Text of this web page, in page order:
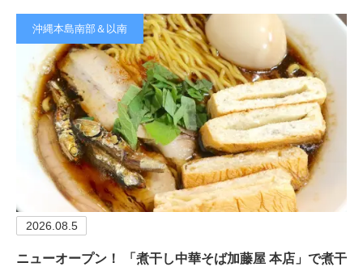
沖縄本島南部＆以南
2026.08.5
ニューオープン！ 「煮干し中華そば加藤屋 本店」で煮干